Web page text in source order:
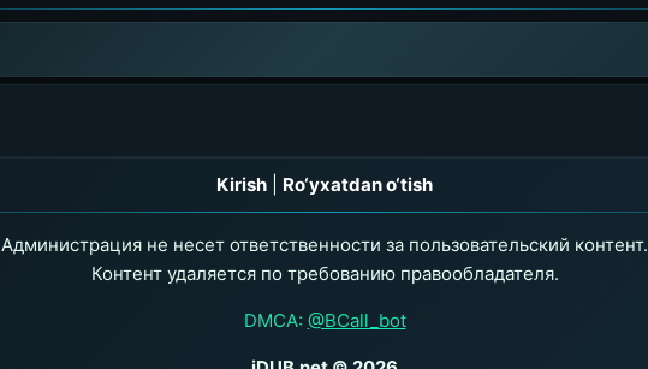
Kirish Ro‘yxatdan o‘tish
Администрация не несет ответственности за пользовательский контент.
Контент удаляется по требованию правообладателя.
DMCA: @BCall_bot